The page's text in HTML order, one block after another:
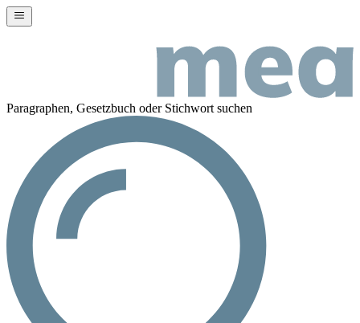
Paragraphen, Gesetzbuch oder Stichwort suchen